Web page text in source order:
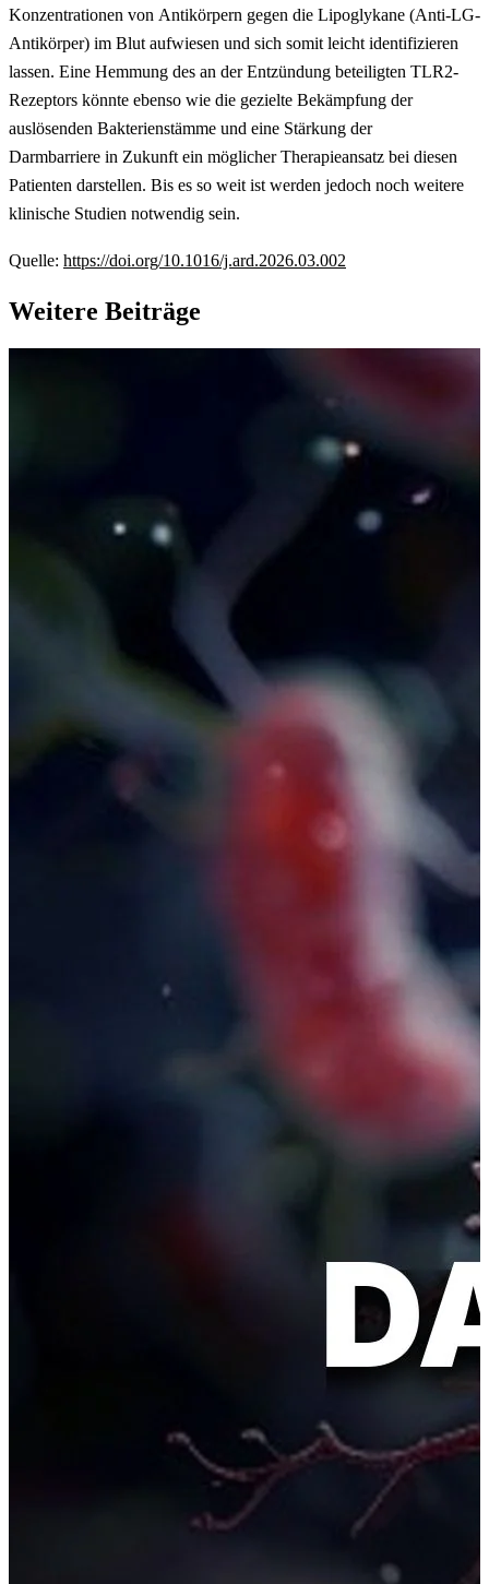
Konzentrationen von Antikörpern gegen die Lipoglykane (Anti-LG-
Antikörper) im Blut aufwiesen und sich somit leicht identifizieren
lassen. Eine Hemmung des an der Entzündung beteiligten TLR2-
Rezeptors könnte ebenso wie die gezielte Bekämpfung der
auslösenden Bakterienstämme und eine Stärkung der
Darmbarriere in Zukunft ein möglicher Therapieansatz bei diesen
Patienten darstellen. Bis es so weit ist werden jedoch noch weitere
klinische Studien notwendig sein.
Quelle: https://doi.org/10.1016/j.ard.2026.03.002
Weitere Beiträge